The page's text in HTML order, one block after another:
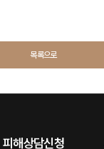
목록으로
피해상담신청